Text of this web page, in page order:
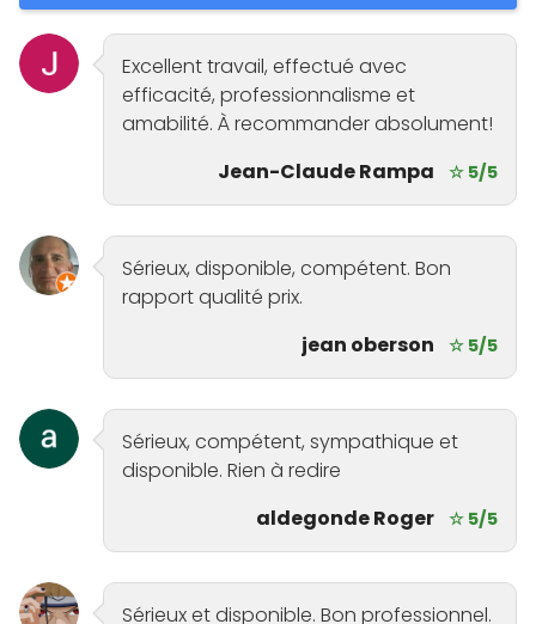
Excellent travail, effectué avec
efficacité, professionnalisme et
amabilité. À recommander absolument!
Jean-Claude Rampa
☆ 5/5
Sérieux, disponible, compétent. Bon
rapport qualité prix.
jean oberson
☆ 5/5
Sérieux, compétent, sympathique et
disponible. Rien à redire
aldegonde Roger ☆ 5/5
Sérieux et disponible. Bon professionnel.